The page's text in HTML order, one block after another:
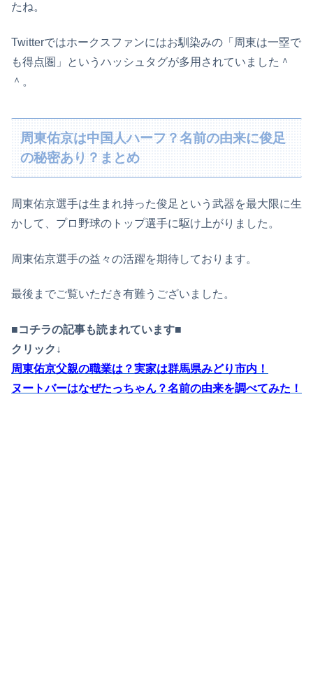
たね。
Twitterではホークスファンにはお馴染みの「周東は一塁で
も得点圏」というハッシュタグが多用されていました＾
＾。
周東佑京は中国人ハーフ？名前の由来に俊足
の秘密あり？まとめ
周東佑京選手は生まれ持った俊足という武器を最大限に生
かして、プロ野球のトップ選手に駆け上がりました。
周東佑京選手の益々の活躍を期待しております。
最後までご覧いただき有難うございました。
■コチラの記事も読まれています■
クリック↓
周東佑京父親の職業は？実家は群馬県みどり市内！
ヌートバーはなぜたっちゃん？名前の由来を調べてみた！